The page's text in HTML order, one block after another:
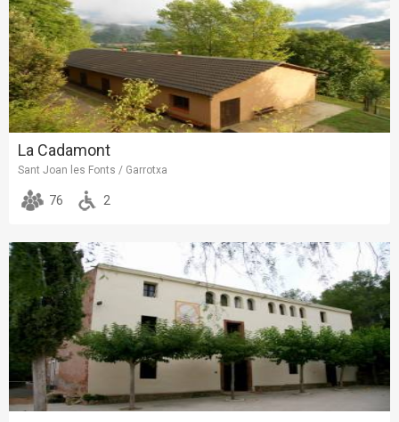
La Cadamont
Sant Joan les Fonts / Garrotxa
76 2